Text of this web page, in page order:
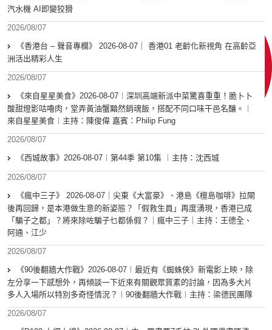
汽水機 AI即變狡猾
2026/08/07
《香港台 – 聲音專欄》 2026-08-07｜ 香港01 老齡化新視角 在高齡亞
洲活出精彩人生
2026/08/07
《來自星星美食》2026-08-07︱深圳高端新派中菜驚喜重重！脆卜卜
酸甜燈影咕嚕肉，堂弄黃油蟹黯然銷魂飯，搭配不同口味干邑名釀。︱
來自星星美食︱主持：陳俊偉 嘉賓：Philip Fung
2026/08/07
《西城故事》2026-08-07︱第44季 第10集 ︱主持：沈西城
2026/08/07
《瘋中三子》 2026-08-07｜尖東《大富豪》、港島《檀島咖啡》拉閘
後再回歸，是本港做生意的新姿態？「假救生員」再度湧現，香港已成
「騙子之都」？將來除咗騙子乜都係假？｜瘋中三子｜主持：王德全、
阿通、江少
2026/08/07
《90後翻牆大作戰》2026-08-07︱最近有《蜘蛛俠》新電影上映，除
左分享一下感想外，再傾談一下近來有關觀眾質素的討論，因為多大片
多人入場所以特別多奇怪情況？︱90後翻牆大作戰︱主持：梁德民團隊
2026/08/07